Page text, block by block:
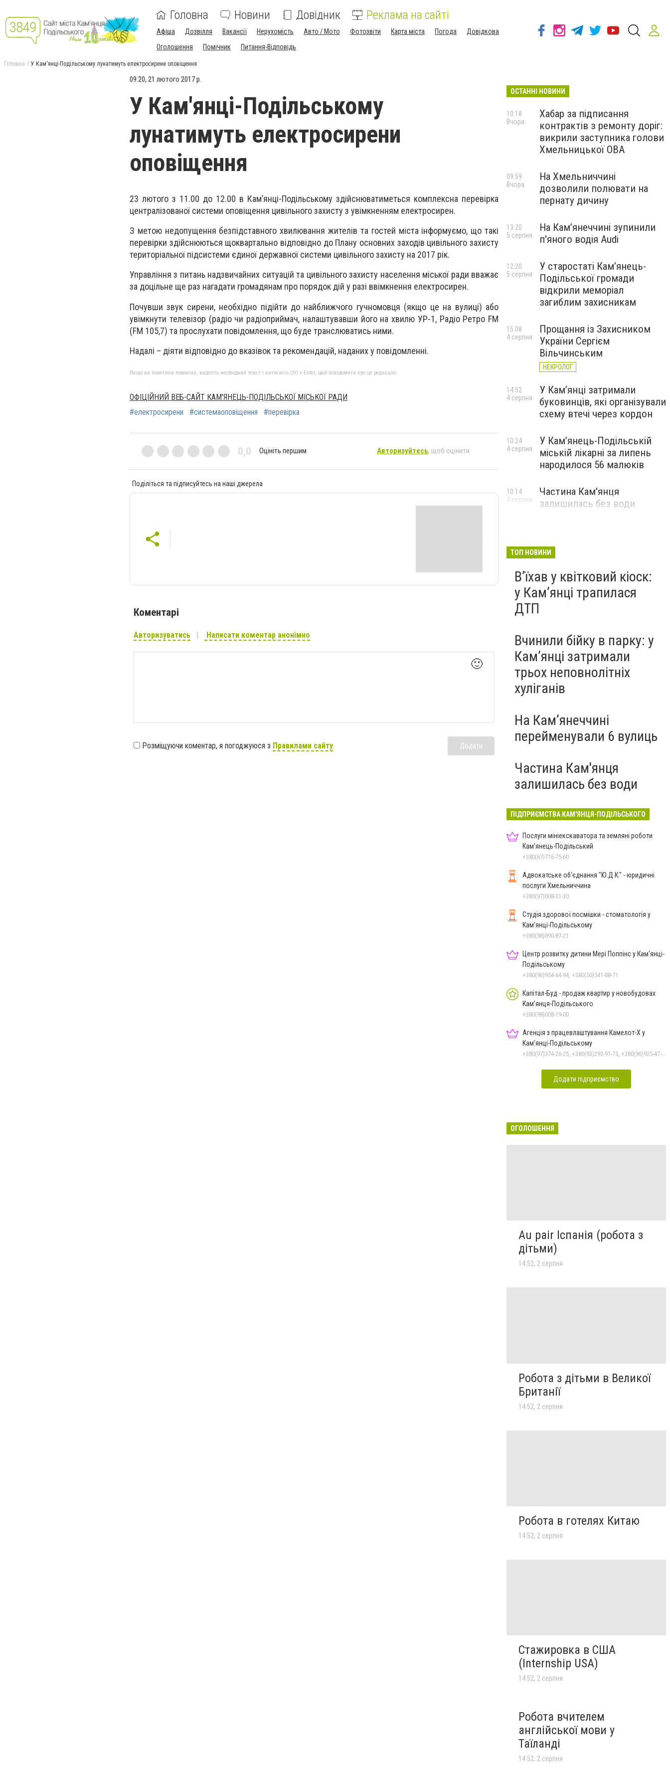
Головна Новини Довідник Реклама на сайті
Афіша Дозвілля Вакансії Нерухомість Авто / Мото Фотозвіти Карта міста Погода
Довідкова
Оголошення
Помічник Питання-Відповідь
Головна У Кам'янці-Подільському лунатимуть електросирени оповіщення
09:20, 21 лютого 2017 р.
У Кам'янці-Подільському
лунатимуть електросирени
оповіщення
23 лютого з 11.00 до 12.00 в Кам’янці-Подільському здійснюватиметься комплексна перевірка
централізованої системи оповіщення цивільного захисту з увімкненням електросирен.
З метою недопущення безпідставного хвилювання жителів та гостей міста інформуємо, що такі
перевірки здійснюються щоквартально відповідно до Плану основних заходів цивільного захисту
територіальної підсистеми єдиної державної системи цивільного захисту на 2017 рік.
Управління з питань надзвичайних ситуацій та цивільного захисту населення міської ради вважає
за доцільне ще раз нагадати громадянам про порядок дій у разі ввімкнення електросирен.
Почувши звук сирени, необхідно підійти до найближчого гучномовця (якщо це на вулиці) або
увімкнути телевізор (радіо чи радіоприймач, налаштувавши його на хвилю УР-1, Радіо Ретро FM
(FM 105,7) та прослухати повідомлення, що буде транслюватись ними.
Надалі – діяти відповідно до вказівок та рекомендацій, наданих у повідомленні.
Якщо ви помітили помилку, виділіть необхідний текст і натисніть Ctrl + Enter, щоб повідомити про це редакцію
ОФІЦІЙНИЙ ВЕБ-САЙТ КАМ'ЯНЕЦЬ-ПОДІЛЬСЬКОЇ МІСЬКОЇ РАДИ
#електросирени
#системаоповіщення #перевірка
0,0 Оцініть першим Авторизуйтесь, щоб оцінити
Поділіться та підписуйтесь на наші джерела
Коментарі
Авторизуватись Написати коментар анонімно
🙂
Розміщуючи коментар, я погоджуюся з Правилами сайту Додати
ОСТАННІ НОВИНИ
Хабар за підписання
контрактів з ремонту доріг:
викрили заступника голови
Хмельницької ОВА
10:18
Вчора
На Хмельниччині
дозволили полювати на
пернату дичину
09:59
Вчора
На Камʼянеччині зупинили
п'яного водія Audi
13:20
5 серпня
У старостаті Кам’янець-
Подільської громади
відкрили меморіал
загиблим захисникам
12:20
5 серпня
Прощання із Захисником
України Сергієм
Вільчинським
НЕКРОЛОГ
15:08
4 серпня
У Кам’янці затримали
буковинців, які організували
схему втечі через кордон
14:52
4 серпня
У Кам’янець-Подільській
міській лікарні за липень
народилося 56 малюків
10:24
4 серпня
Частина Кам'янця
залишилась без води
10:14
4 серпня
ТОП НОВИНИ
Вʼїхав у квітковий кіоск:
у Камʼянці трапилася
ДТП
Вчинили бійку в парку: у
Кам’янці затримали
трьох неповнолітніх
хуліганів
На Камʼянеччині
перейменували 6 вулиць
Частина Кам'янця
залишилась без води
ПІДПРИЄМСТВА КАМ'ЯНЦЯ-ПОДІЛЬСЬКОГО
Послуги мініекскаватора та земляні роботи
Кам'янець-Подільський
+380(67)716-75-60
Адвокатське об'єднання "Ю.Д.К." - юридичні
послуги Хмельниччина
+380(97)008-31-30
Студія здорової посмішки - стоматологія у
Кам’янці-Подільському
+380(98)890-87-21
Центр розвитку дитини Мері Поппінс у Кам'янці-
Подільському
+380(96)954-64-94, +380(50)541-88-71
Капітал-Буд - продаж квартир у новобудовах
Кам’янця-Подільського
+380(98)008-19-00
Агенція з працевлаштування Камелот-Х у
Кам’янці-Подільському
+380(97)374-26-25, +380(93)293-91-75, +380(96)925-47-71, +380(73)327-54-83
Додати підприємство
ОГОЛОШЕННЯ
Au pair Іспанія (робота з
дітьми)
14:52, 2 серпня
Робота з дітьми в Великої
Британії
14:52, 2 серпня
Робота в готелях Китаю
14:52, 2 серпня
Стажировка в США
(Internship USA)
14:52, 2 серпня
Робота вчителем
англійської мови у
Таїланді
14:52, 2 серпня